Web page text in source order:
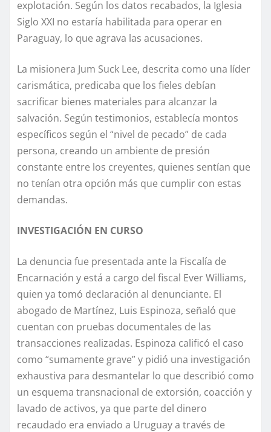
explotación. Según los datos recabados, la Iglesia
Siglo XXI no estaría habilitada para operar en
Paraguay, lo que agrava las acusaciones.
La misionera Jum Suck Lee, descrita como una líder
carismática, predicaba que los fieles debían
sacrificar bienes materiales para alcanzar la
salvación. Según testimonios, establecía montos
específicos según el “nivel de pecado” de cada
persona, creando un ambiente de presión
constante entre los creyentes, quienes sentían que
no tenían otra opción más que cumplir con estas
demandas.
INVESTIGACIÓN EN CURSO
La denuncia fue presentada ante la Fiscalía de
Encarnación y está a cargo del fiscal Ever Williams,
quien ya tomó declaración al denunciante. El
abogado de Martínez, Luis Espinoza, señaló que
cuentan con pruebas documentales de las
transacciones realizadas. Espinoza calificó el caso
como “sumamente grave” y pidió una investigación
exhaustiva para desmantelar lo que describió como
un esquema transnacional de extorsión, coacción y
lavado de activos, ya que parte del dinero
recaudado era enviado a Uruguay a través de